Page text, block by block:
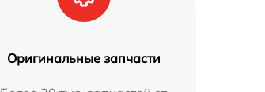
Оригинальные запчасти